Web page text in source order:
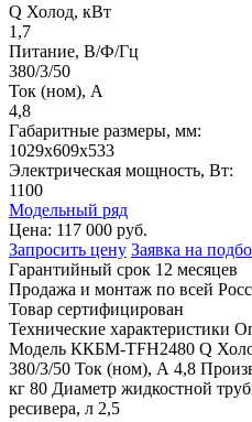
Q Холод, кВт
1,7
Питание, В/Ф/Гц
380/3/50
Ток (ном), А
4,8
Габаритные размеры, мм:
1029х609х533
Электрическая мощность, Вт:
1100
Модельный ряд
Цена: 117 000 руб.
Запросить цену Заявка на
Гарантийный срок 12 месяцев
Продажа и монтаж по всей
Товар сертифицирован
Технические характеристики
Модель ККБМ-TFH2480 Q
380/3/50 Ток (ном), А 4,8
кг 80 Диаметр жидкостной
ресивера, л 2,5